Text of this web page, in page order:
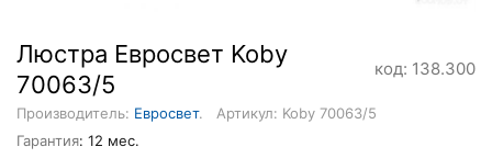
Люстра Евросвет Koby
70063/5
код: 138.300
Производитель: Евросвет.
Артикул: Koby 70063/5
Гарантия: 12 мес.